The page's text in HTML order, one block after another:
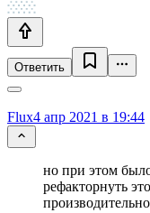
Ответить
Flux4 апр 2021 в 19:44
но при этом
рефакторнуть